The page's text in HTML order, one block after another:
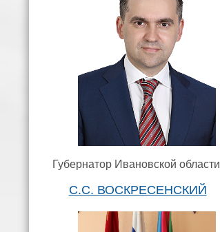
Губернатор Ивановской области
С.С. ВОСКРЕСЕНСКИЙ